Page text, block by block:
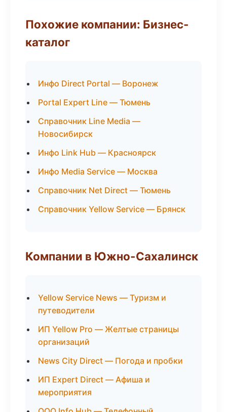
Похожие компании: Бизнес-
каталог
Инфо Direct Portal — Воронеж
Portal Expert Line — Тюмень
Справочник Line Media —
Новосибирск
Инфо Link Hub — Красноярск
Инфо Media Service — Москва
Справочник Net Direct — Тюмень
Справочник Yellow Service — Брянск
Компании в Южно-Сахалинск
Yellow Service News — Туризм и
путеводители
ИП Yellow Pro — Желтые страницы
организаций
News City Direct — Погода и пробки
ИП Expert Direct — Афиша и
мероприятия